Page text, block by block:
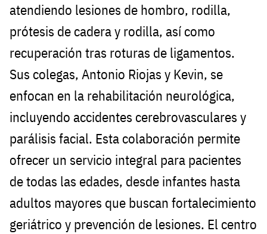
atendiendo lesiones de hombro, rodilla,
prótesis de cadera y rodilla, así como
recuperación tras roturas de ligamentos.
Sus colegas, Antonio Riojas y Kevin, se
enfocan en la rehabilitación neurológica,
incluyendo accidentes cerebrovasculares y
parálisis facial. Esta colaboración permite
ofrecer un servicio integral para pacientes
de todas las edades, desde infantes hasta
adultos mayores que buscan fortalecimiento
geriátrico y prevención de lesiones. El centro